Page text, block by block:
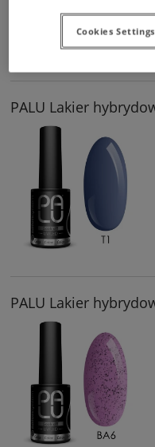
PALU Lakier
PALU Lakier
Cookies Settings